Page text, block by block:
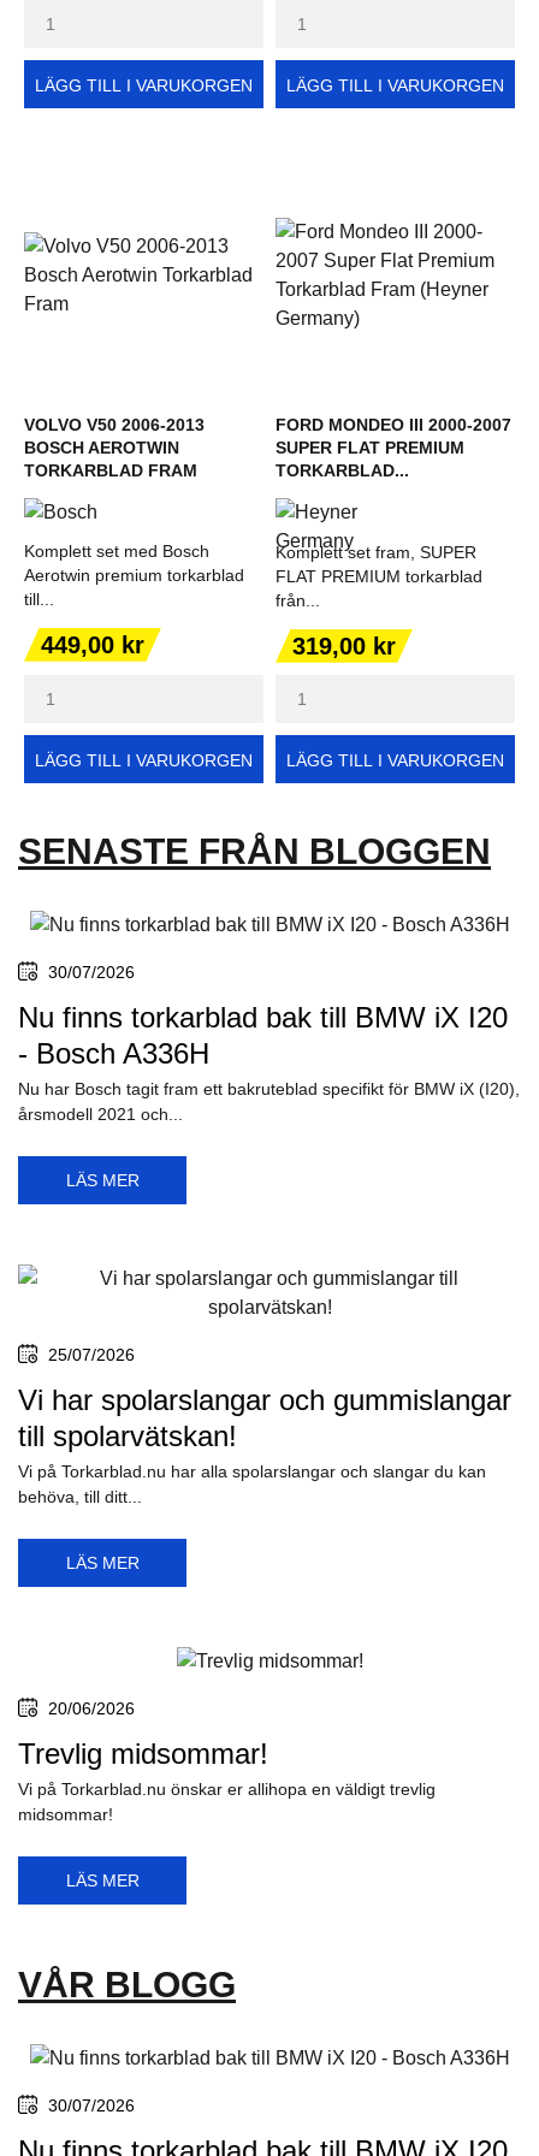
LÄGG TILL I VARUKORGEN LÄGG TILL I VARUKORGEN
VOLVO V50 2006-2013
BOSCH AEROTWIN
TORKARBLAD FRAM
Komplett set med Bosch
Aerotwin premium torkarblad
till...
Pris
449,00 kr
LÄGG TILL I VARUKORGEN
FORD MONDEO III 2000-2007
SUPER FLAT PREMIUM
TORKARBLAD...
Komplett set fram, SUPER
FLAT PREMIUM torkarblad
från...
Pris
319,00 kr
LÄGG TILL I VARUKORGEN
SENASTE FRÅN BLOGGEN
30/07/2026
Nu finns torkarblad bak till BMW iX I20
- Bosch A336H
Nu har Bosch tagit fram ett bakruteblad specifikt för BMW iX (I20),
årsmodell 2021 och...
LÄS MER
25/07/2026
Vi har spolarslangar och gummislangar
till spolarvätskan!
Vi på Torkarblad.nu har alla spolarslangar och slangar du kan
behöva, till ditt...
LÄS MER
20/06/2026
Trevlig midsommar!
Vi på Torkarblad.nu önskar er allihopa en väldigt trevlig
midsommar!
LÄS MER
VÅR BLOGG
30/07/2026